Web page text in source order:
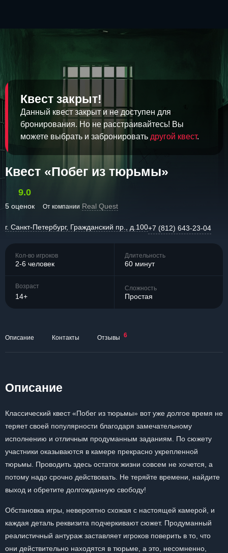
Квест закрыт!
Данный квест закрыт и не доступен для
бронирования. Но не расстраивайтесь! Вы
можете выбрать и забронировать другой квест.
Квест «Побег из тюрьмы»
9.0
5 оценок От компании Real Quest
г. Санкт-Петербург, Гражданский пр., д.100+7 (812) 643-23-04
Кол-во игроков
2-6 человек
Длительность
60 минут
Возраст
14+
Сложность
Простая
Описание Контакты Отзывы 6
Описание
Классический квест «Побег из тюрьмы» вот уже долгое время не
теряет своей популярности благодаря замечательному
исполнению и отличным продуманным заданиям. По сюжету
участники оказываются в камере прекрасно укрепленной
тюрьмы. Проводить здесь остаток жизни совсем не хочется, а
потому надо срочно действовать. Не теряйте времени, найдите
выход и обретите долгожданную свободу!
Обстановка игры, невероятно схожая с настоящей камерой, и
каждая деталь реквизита подчеркивают сюжет. Продуманный
реалистичный антураж заставляет игроков поверить в то, что
они действительно находятся в тюрьме, а это, несомненно,